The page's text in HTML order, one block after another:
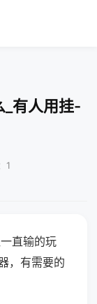
_有人用挂-
1
直输的玩
，有需要的